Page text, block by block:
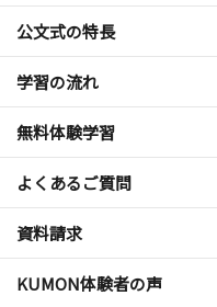
公文式の特長
学習の流れ
無料体験学習
よくあるご質問
資料請求
KUMON体験者の声